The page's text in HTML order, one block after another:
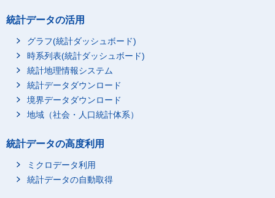
統計データの活用
グラフ(統計ダッシュボード)
時系列表(統計ダッシュボード)
統計地理情報システム
統計データダウンロード
境界データダウンロード
地域（社会・人口統計体系）
統計データの高度利用
ミクロデータ利用
統計データの自動取得